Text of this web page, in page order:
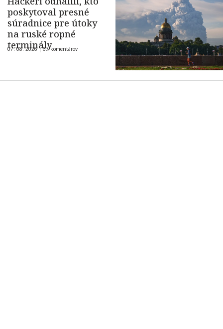
poskytoval presné
súradnice pre útoky
na ruské ropné
terminály
07. 08. 2026 |67 komentárov